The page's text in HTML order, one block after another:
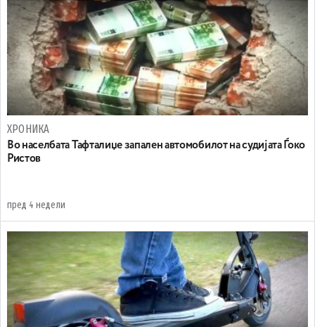
ХРОНИКА
Во населбата Тафталиџе запален автомобилот на судијата Ѓоко
Ристов
пред 4 недели